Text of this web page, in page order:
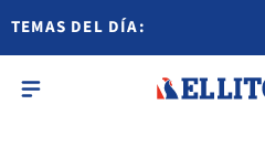
TEMAS DEL DÍA: